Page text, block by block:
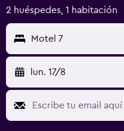
2 huéspedes, 1 habitación
Motel 7
lun. 17/8